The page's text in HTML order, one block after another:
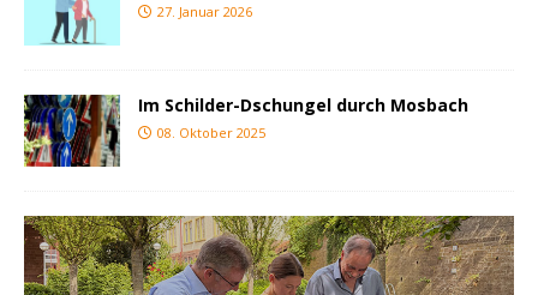
27. Januar 2026
Im Schilder-Dschungel durch Mosbach
08. Oktober 2025